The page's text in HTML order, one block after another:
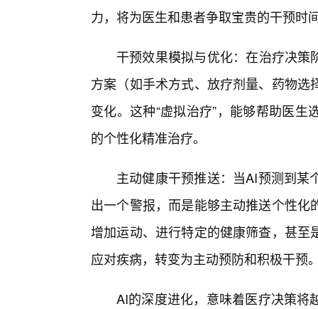
力，将为医生和患者争取宝贵的干预时
干预效果模拟与优化：在治疗决
方案（如手术方式、放疗剂量、药物
变化。这种“虚拟治疗”，能够帮助医
的个性化精准治疗。
主动健康干预推送：当AI预测到某
出一个警报，而是能够主动推送个性
增加运动、进行特定的健康筛查，甚
应对疾病，转变为主动预防和积极干预
AI的深度进化，意味着医疗决策将